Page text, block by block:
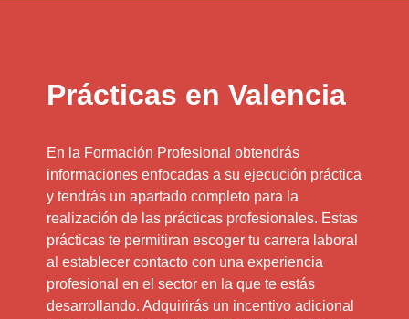
Prácticas en Valencia
En la Formación Profesional obtendrás
informaciones enfocadas a su ejecución práctica
y tendrás un apartado completo para la
realización de las prácticas profesionales. Estas
prácticas te permitiran escoger tu carrera laboral
al establecer contacto con una experiencia
profesional en el sector en la que te estás
desarrollando. Adquirirás un incentivo adicional